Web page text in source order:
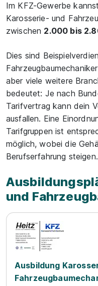
Im KFZ-Gewerbe
Karosserie- und
zwischen 2.000 bis
Dies sind
aber viele weitere
bedeutet: Je nach
Tarifvertrag kann dein
ausfallen. Eine
Tarifgruppen ist
möglich, wobei die
Berufserfahrung steigen.
und
Ausbildung